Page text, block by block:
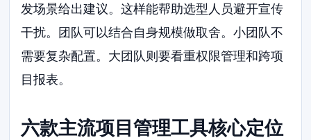
发场景给出建议。这样能帮助选型人员避开宣传
干扰。团队可以结合自身规模做取舍。小团队不
需要复杂配置。大团队则要看重权限管理和跨项
目报表。
六款主流项目管理工具核心定位